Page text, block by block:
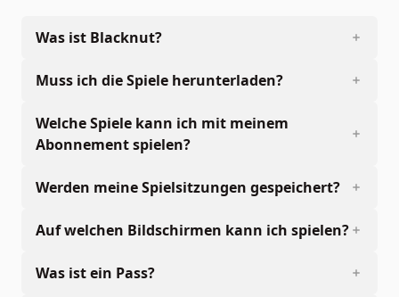
Was ist Blacknut?
Muss ich die Spiele herunterladen?
Welche Spiele kann ich mit meinem
Abonnement spielen?
Werden meine Spielsitzungen gespeichert?
Auf welchen Bildschirmen kann ich spielen?
Was ist ein Pass?